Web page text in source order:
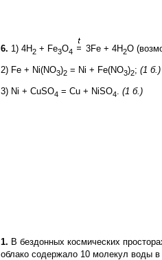
6. 1) 4H2 + Fe3O4 3Fe + 4H2O
2) Fe + Ni(NO3)2 = Ni + Fe(NO3)2; (1 б.)
3) Ni + CuSO4 = Cu + NiSO4 (1 б.)
1. В бездонных космических
облако содержало 10 молекул воды